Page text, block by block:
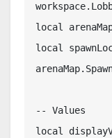
local
local
-- Values
local